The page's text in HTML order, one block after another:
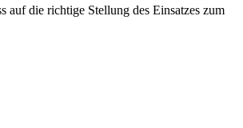
auf die richtige Stellung des Einsatzes zum